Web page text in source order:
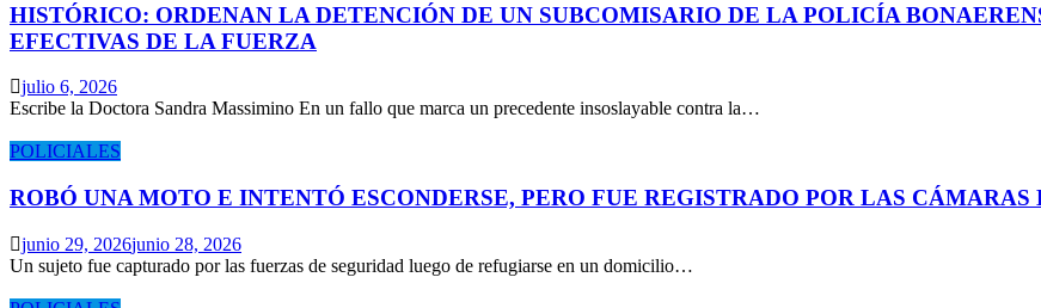
HISTÓRICO: ORDENAN LA DETENCIÓN DE UN SUBCOMISARIO DE LA POLICÍA
EFECTIVAS DE LA FUERZA
julio 6, 2026
Escribe la Doctora Sandra Massimino En un fallo que marca un precedente insoslayable contra la…
POLICIALES
ROBÓ UNA MOTO E INTENTÓ ESCONDERSE, PERO FUE REGISTRADO POR LAS CÁMARAS
junio 29, 2026junio 28, 2026
Un sujeto fue capturado por las fuerzas de seguridad luego de refugiarse en un domicilio…